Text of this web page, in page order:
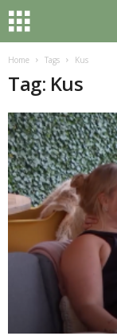
Home Tags Kus
Tag: Kus